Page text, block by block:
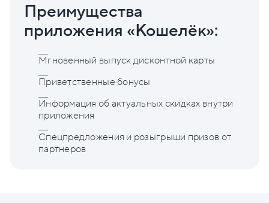
Преимущества
приложения «Кошелёк»:
Мгновенный выпуск дисконтной карты
Приветственные бонусы
Информация об актуальных скидках внутри
приложения
Спецпредложения и розыгрыши призов от
партнеров